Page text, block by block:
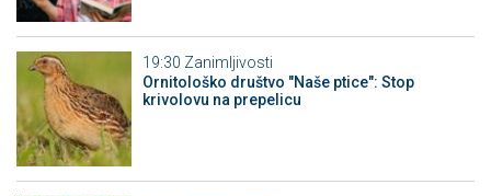
19:30 Zanimljivosti
Ornitološko društvo "Naše ptice": Stop
krivolovu na prepelicu